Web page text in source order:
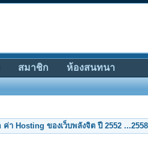
สมาชิก ห้องสนทนา